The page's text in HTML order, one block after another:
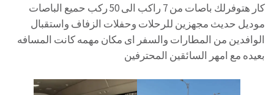
كار هتوفرلك باصات من 7 راكب الى 50 ركب حميع الباصات
موديل حديث مجهزين للرحلات وحفلات الزفاف واستقبال
الوافدين من المطارات والسفر اى مكان مهمه كانت المسافه
بعيده مع امهر السائقين المحترفين